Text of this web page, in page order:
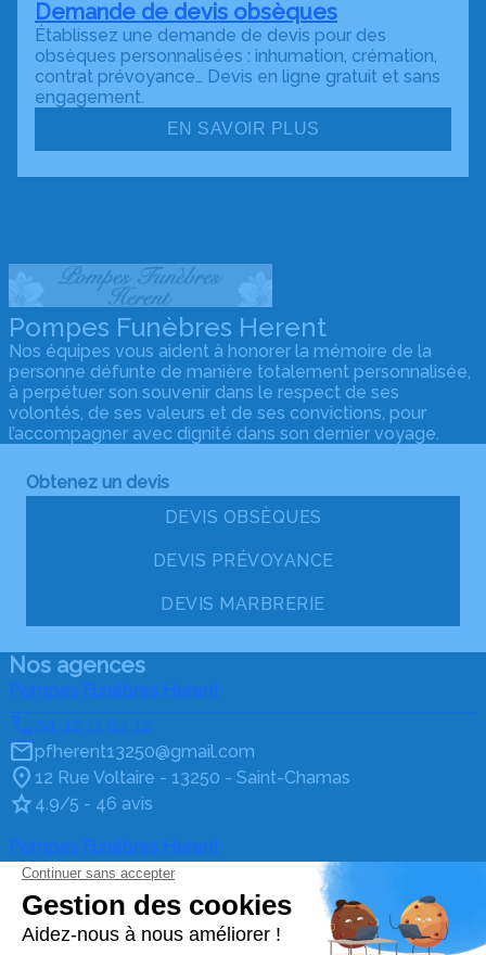
Demande de devis obsèques
Établissez une demande de devis pour des
obsèques personnalisées : inhumation, crémation,
contrat prévoyance… Devis en ligne gratuit et sans
engagement.
EN SAVOIR PLUS
Pompes Funèbres Herent
Nos équipes vous aident à honorer la mémoire de la
personne défunte de manière totalement personnalisée,
à perpétuer son souvenir dans le respect de ses
volontés, de ses valeurs et de ses convictions, pour
l’accompagner avec dignité dans son dernier voyage.
Obtenez un devis
DEVIS OBSÈQUES
DEVIS PRÉVOYANCE
DEVIS MARBRERIE
Nos agences
Pompes Funèbres Herent
04 42 11 04 12
pfherent13250@gmail.com
12 Rue Voltaire - 13250 - Saint-Chamas
4.9/5 - 46 avis
Pompes Funèbres Herent
04 90 45 95 94
pfherent@gmail.com
19 Cours Aristide Briand - 13580 - La Fare-les-Oliviers